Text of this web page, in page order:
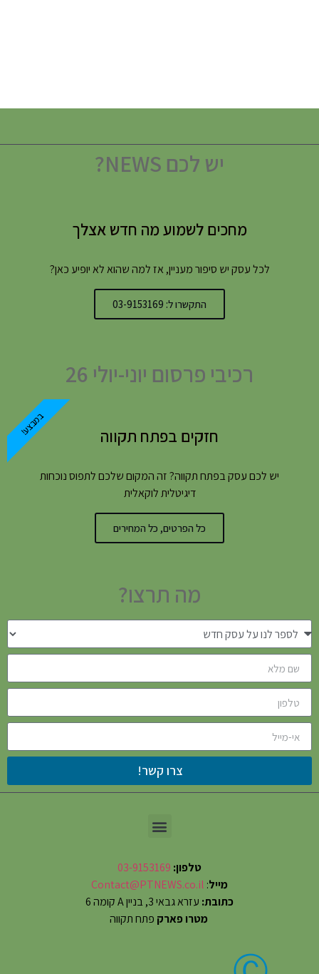
יש לכם NEWS?
מחכים לשמוע מה חדש אצלך
לכל עסק יש סיפור מעניין, אז למה שהוא לא יופיע כאן?
התקשרו ל: 03-9153169
רכיבי פרסום יוני-יולי 26
חזקים בפתח תקווה
יש לכם עסק בפתח תקווה? זה המקום שלכם לתפוס נוכחות
דיגיטלית לוקאלית
כל הפרטים, כל המחירים
במבצע!
מה תרצו?
צרו קשר!
טלפון: 03-9153169
מייל:
Contact@PTNEWS.co.il
כתובת: עזרא גבאי 3, בניין A קומה 6
מטרו פארק פתח תקווה